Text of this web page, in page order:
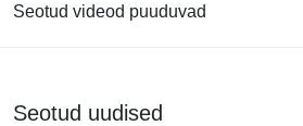
Seotud videod puuduvad
Seotud uudised